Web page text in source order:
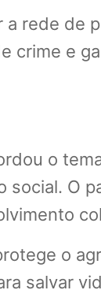
rede
e
o
O
o
salvar